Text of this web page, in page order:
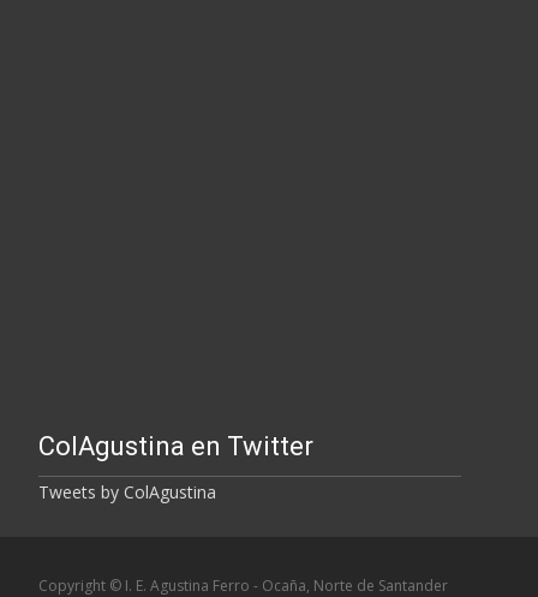
ColAgustina en Twitter
Tweets by ColAgustina
Copyright © I. E. Agustina Ferro - Ocaña, Norte de Santander